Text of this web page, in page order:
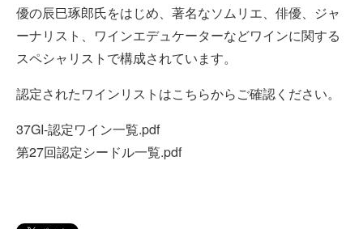
優の辰巳琢郎氏をはじめ、著名なソムリエ、俳優、ジャ
ーナリスト、ワインエデュケーターなどワインに関する
スペシャリストで構成されています。
認定されたワインリストはこちらからご確認ください。
37GI-認定ワイン一覧.pdf
第27回認定シードル一覧.pdf